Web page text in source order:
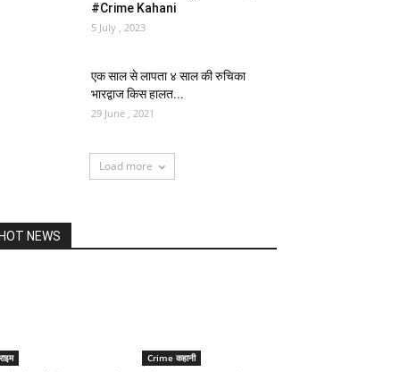
#Crime Kahani
5 July , 2023
एक साल से लापता ४ साल की रुचिका
भारद्वाज किस हालत...
29 June , 2021
Load more
HOT NEWS
Crime कहानी